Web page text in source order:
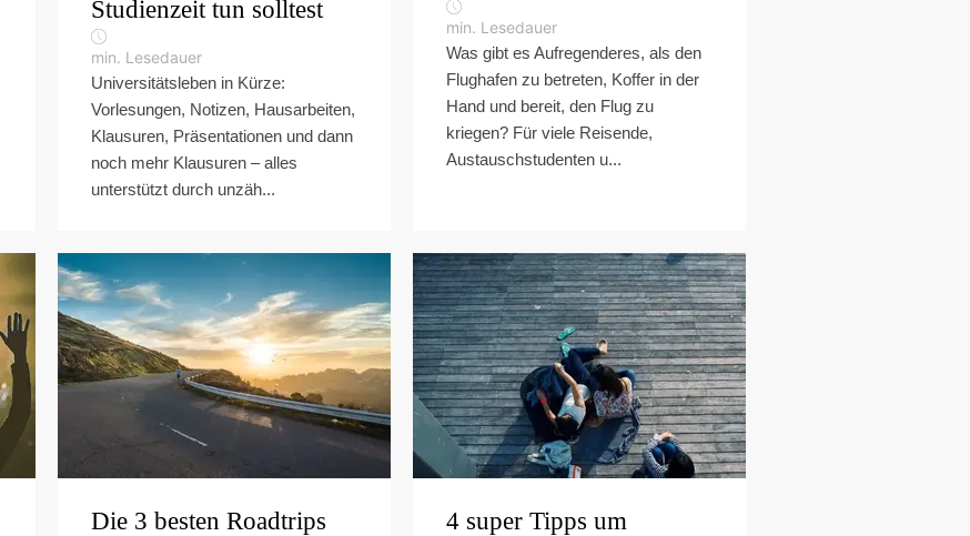
Studienzeit tun solltest
min. Lesedauer
Universitätsleben in Kürze:
Vorlesungen, Notizen, Hausarbeiten,
Klausuren, Präsentationen und dann
noch mehr Klausuren – alles
unterstützt durch unzäh...
min. Lesedauer
Was gibt es Aufregenderes, als den
Flughafen zu betreten, Koffer in der
Hand und bereit, den Flug zu
kriegen? Für viele Reisende,
Austauschstudenten u...
Die 3 besten Roadtrips
4 super Tipps um